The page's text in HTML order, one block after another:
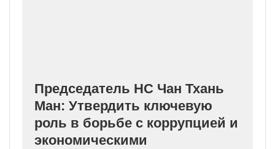
Председатель НС Чан Тхань
Ман: Утвердить ключевую
роль в борьбе с коррупцией и
экономическими